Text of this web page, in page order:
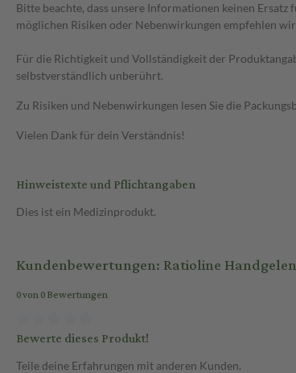
Bitte beachte, dass unsere Informationen keinen
möglichen Risiken oder Nebenwirkungen empfehlen
Für die Richtigkeit und Vollständigkeit der
selbstverständlich unberührt.
Zu Risiken und Nebenwirkungen lesen Sie die
Vielen Dank für dein Verständnis!
Hinweistexte und Pflichtangaben
Dies ist ein Medizinprodukt.
Kundenbewertungen: Ratioline
0 von 0 Bewertungen
Bewerte dieses Produkt!
Teile deine Erfahrungen mit anderen Kunden.